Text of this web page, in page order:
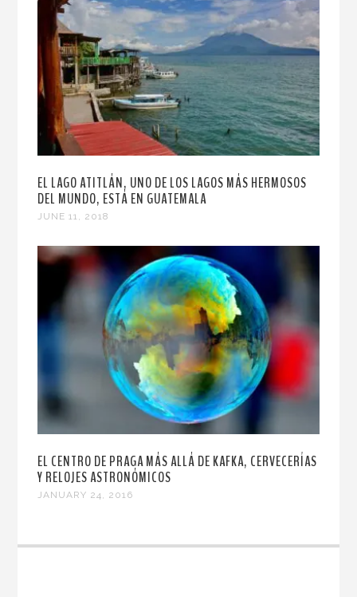
EL LAGO ATITLÁN, UNO DE LOS LAGOS MÁS HERMOSOS
DEL MUNDO, ESTÁ EN GUATEMALA
JUNE 11, 2018
EL CENTRO DE PRAGA MÁS ALLÁ DE KAFKA, CERVECERÍAS
Y RELOJES ASTRONÓMICOS
JANUARY 24, 2016